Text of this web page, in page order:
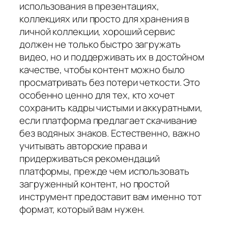
использования в презентациях,
коллекциях или просто для хранения в
личной коллекции, хороший сервис
должен не только быстро загружать
видео, но и поддерживать их в достойном
качестве, чтобы контент можно было
просматривать без потери четкости. Это
особенно ценно для тех, кто хочет
сохранить кадры чистыми и аккуратными,
если платформа предлагает скачивание
без водяных знаков. Естественно, важно
учитывать авторские права и
придерживаться рекомендаций
платформы, прежде чем использовать
загруженный контент, но простой
инструмент предоставит вам именно тот
формат, который вам нужен.